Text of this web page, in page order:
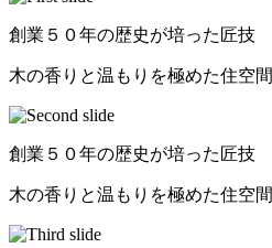
創業５０年の歴史が培った匠技
木の香りと温もりを極めた住空間
創業５０年の歴史が培った匠技
木の香りと温もりを極めた住空間